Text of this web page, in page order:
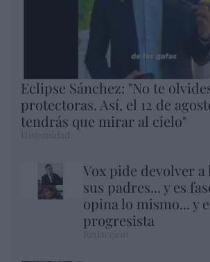
Eclipse Sánchez: "No te
protectoras. Así, el 12 de
tendrás que mirar al cielo"
Vox pide devolver a
sus padres... y es
opina lo mismo... y
progresista